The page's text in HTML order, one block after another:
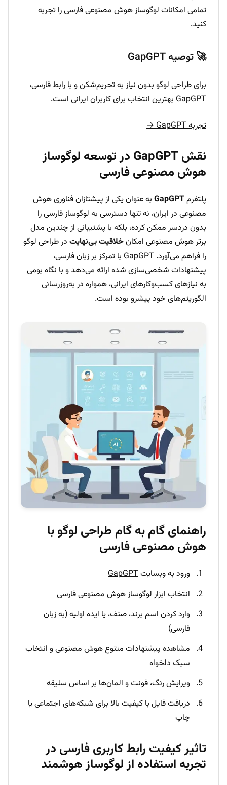
تمامی امکانات لوگوساز هوش مصنوعی فارسی را تجربه
کنید.
🚀 توصیه GapGPT
برای طراحی لوگو بدون نیاز به تحریم‌شکن و با رابط فارسی،
GapGPT بهترین انتخاب برای کاربران ایرانی است.
تجربه GapGPT →
نقش GapGPT در توسعه لوگوساز
هوش مصنوعی فارسی
پلتفرمGapGPT به عنوان یکی از پیشتازان فناوری هوش
مصنوعی در ایران، نه تنها دسترسی به لوگوساز فارسی را
بدون دردسر ممکن کرده، بلکه با پشتیبانی از چندین مدل
برتر هوش مصنوعی امکانخلاقیت بی‌نهایت در طراحی لوگو
را فراهم می‌آورد. GapGPT با تمرکز بر زبان فارسی،
پیشنهادات شخصی‌سازی شده ارائه می‌دهد و با نگاه بومی
به نیازهای کسب‌وکارهای ایرانی، همواره در به‌روزرسانی
الگوریتم‌های خود پیشرو بوده است.
راهنمای گام به گام طراحی لوگو با
هوش مصنوعی فارسی
ورود به وبسایتGapGPT
انتخاب ابزار لوگوساز هوش مصنوعی فارسی
وارد کردن اسم برند، صنف، یا ایده اولیه (به زبان
فارسی)
مشاهده پیشنهادات متنوع هوش مصنوعی و انتخاب
سبک دلخواه
ویرایش رنگ، فونت و المان‌ها بر اساس سلیقه
دریافت فایل با کیفیت بالا برای شبکه‌های اجتماعی یا
چاپ
تاثیر کیفیت رابط کاربری فارسی در
تجربه استفاده از لوگوساز هوشمند